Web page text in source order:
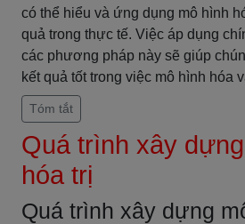
có thể hiểu và ứng dụng mô hình
quả trong thực tế. Việc áp dụng
các phương pháp này sẽ giúp
kết quả tốt trong việc mô hình hóa
Tóm tắt
Quá trình xây
hóa trị
Quá trình xây dựng